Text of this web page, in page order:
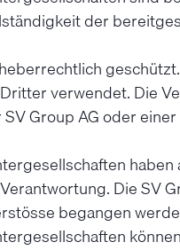
der
verwendet. Die
Group AG oder
Die SV
begangen